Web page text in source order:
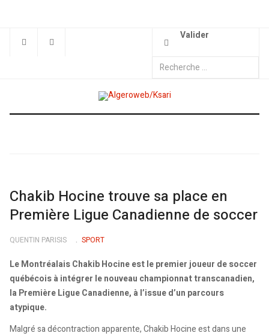
Valider
Chakib Hocine trouve sa place en
Première Ligue Canadienne de soccer
QUENTIN PARISIS SPORT
Le Montréalais Chakib Hocine est le premier joueur de soccer
québécois à intégrer le nouveau championnat transcanadien,
la Première Ligue Canadienne, à l’issue d’un parcours
atypique.
Malgré sa décontraction apparente, Chakib Hocine est dans une